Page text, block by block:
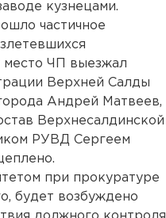
кузнецами.
частичное
место ЧП выезжал
Верхней Салды
Андрей Матвеев,
Верхнесалдинской
РУВД Сергеем
при прокуратуре
будет возбуждено